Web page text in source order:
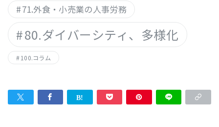
71.外食・小売業の人事労務
80.ダイバーシティ、多様化
100.コラム